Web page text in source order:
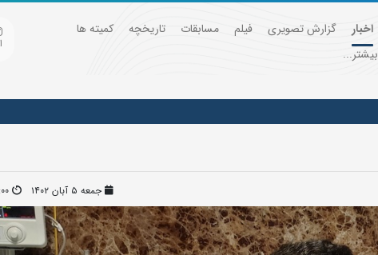
اخبار گزارش تصویری فیلم مسابقات تاریخچه
کمیته ها
بیشتر...
جمعه ۵ آبان ۱۴۰۲